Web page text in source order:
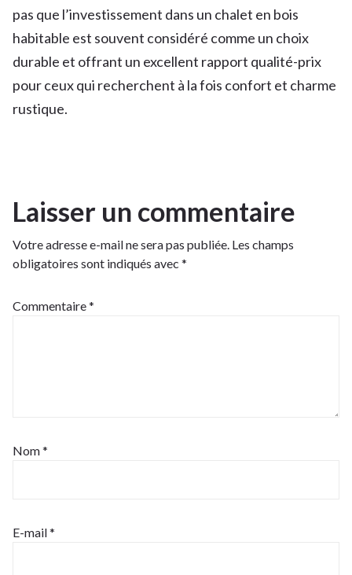
pas que l’investissement dans un chalet en bois
habitable est souvent considéré comme un choix
durable et offrant un excellent rapport qualité-prix
pour ceux qui recherchent à la fois confort et charme
rustique.
Laisser un commentaire
Votre adresse e-mail ne sera pas publiée. Les champs
obligatoires sont indiqués avec *
Commentaire*
Nom*
E-mail*